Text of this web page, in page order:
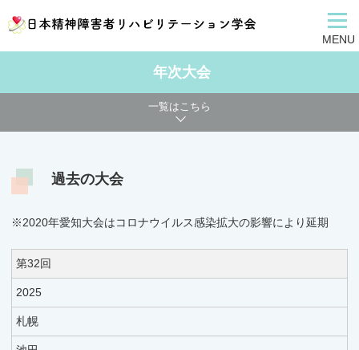
MENU
年次大会
一覧はこちら
過去の大会
※2020年愛知大会はコロナウイルス感染拡大の影響により延期
第32回
2025
札幌